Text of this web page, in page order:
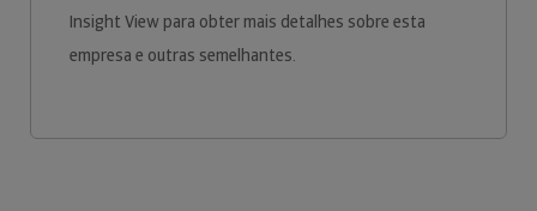
Insight View para obter mais detalhes sobre esta
empresa e outras semelhantes.